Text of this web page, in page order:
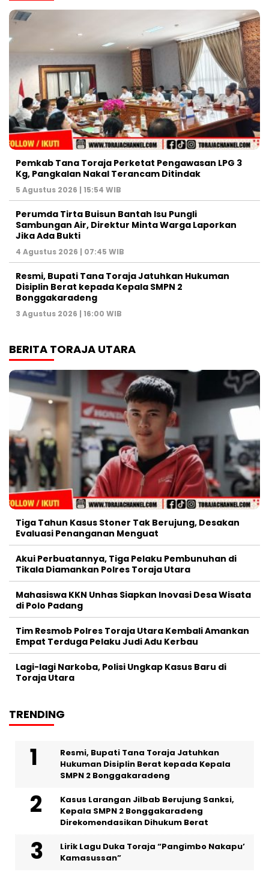
Pemkab Tana Toraja Perketat Pengawasan LPG 3
Kg, Pangkalan Nakal Terancam Ditindak
5 Agustus 2026 | 15:54 WIB
Perumda Tirta Buisun Bantah Isu Pungli
Sambungan Air, Direktur Minta Warga Laporkan
Jika Ada Bukti
4 Agustus 2026 | 07:45 WIB
Resmi, Bupati Tana Toraja Jatuhkan Hukuman
Disiplin Berat kepada Kepala SMPN 2
Bonggakaradeng
3 Agustus 2026 | 16:00 WIB
BERITA TORAJA UTARA
Tiga Tahun Kasus Stoner Tak Berujung, Desakan
Evaluasi Penanganan Menguat
Akui Perbuatannya, Tiga Pelaku Pembunuhan di
Tikala Diamankan Polres Toraja Utara
Mahasiswa KKN Unhas Siapkan Inovasi Desa Wisata
di Polo Padang
Tim Resmob Polres Toraja Utara Kembali Amankan
Empat Terduga Pelaku Judi Adu Kerbau
Lagi-lagi Narkoba, Polisi Ungkap Kasus Baru di
Toraja Utara
TRENDING
Resmi, Bupati Tana Toraja Jatuhkan
Hukuman Disiplin Berat kepada Kepala
SMPN 2 Bonggakaradeng
Kasus Larangan Jilbab Berujung Sanksi,
Kepala SMPN 2 Bonggakaradeng
Direkomendasikan Dihukum Berat
Lirik Lagu Duka Toraja “Pangimbo Nakapu’
Kamasussan”